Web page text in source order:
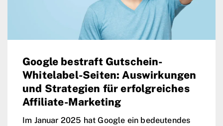
Google bestraft Gutschein-
Whitelabel-Seiten: Auswirkungen
und Strategien für erfolgreiches
Affiliate-Marketing
Im Januar 2025 hat Google ein bedeutendes